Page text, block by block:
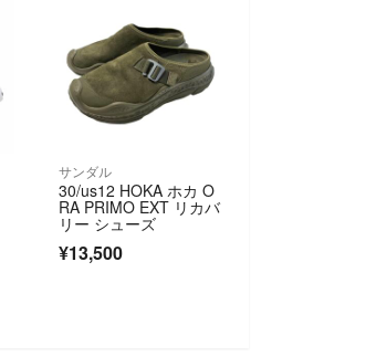
サンダル
30/us12 HOKA ホカ O
RA PRIMO EXT リカバ
リー シューズ
¥13,500